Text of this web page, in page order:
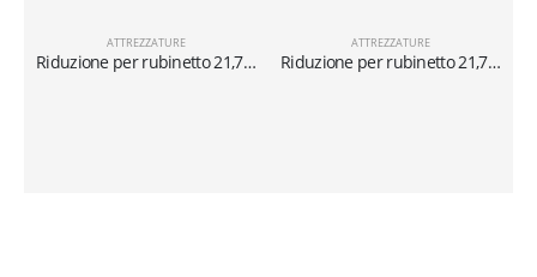
ATTREZZATURE
Riduzione per rubinetto 21,7″-1/14 x 5/16″SX
ATTREZZATURE
Riduzione per rubinetto 21,7″-1/14 x 1/4″SX